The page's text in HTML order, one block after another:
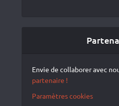
Envie de collaborer avec
partenaire !
Paramètres cookies